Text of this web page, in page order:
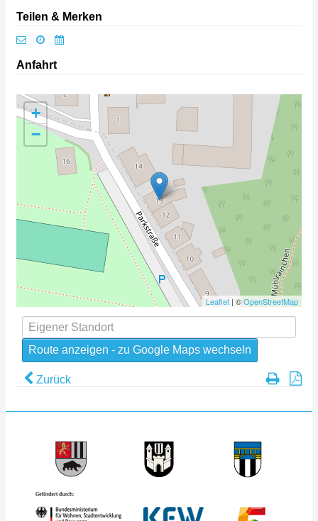
Teilen & Merken
Anfahrt
+
−
Leaflet | ©OpenStreetMap
Zurück